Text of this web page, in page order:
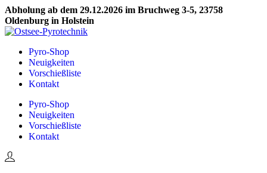
Abholung ab dem 29.12.2026 im Bruchweg 3-5, 23758
Oldenburg in Holstein
Skip
navigation
Skip
contentPyro-Shop
Neuigkeiten
Vorschießliste
Kontakt
Pyro-Shop
Neuigkeiten
Vorschießliste
Kontakt